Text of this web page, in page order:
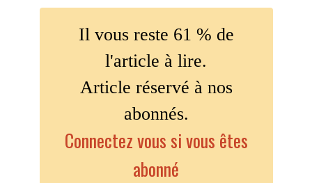
Il vous reste 61 % de
l'article à lire.
Article réservé à nos
abonnés.
Connectez vous si vous êtes
abonné